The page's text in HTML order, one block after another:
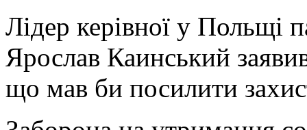
Лідер керівної у Польщі
Ярослав Каинський
що мав би посилити